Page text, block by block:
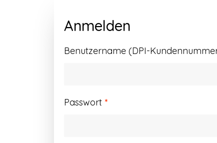
Anmelden
Benutzername (DPI-
Passwort *Erforderlich